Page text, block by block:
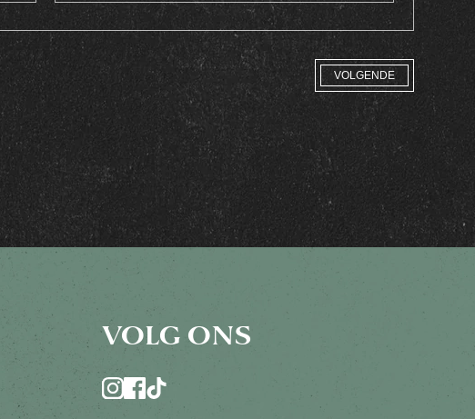
VOLGENDE
VOLG ONS